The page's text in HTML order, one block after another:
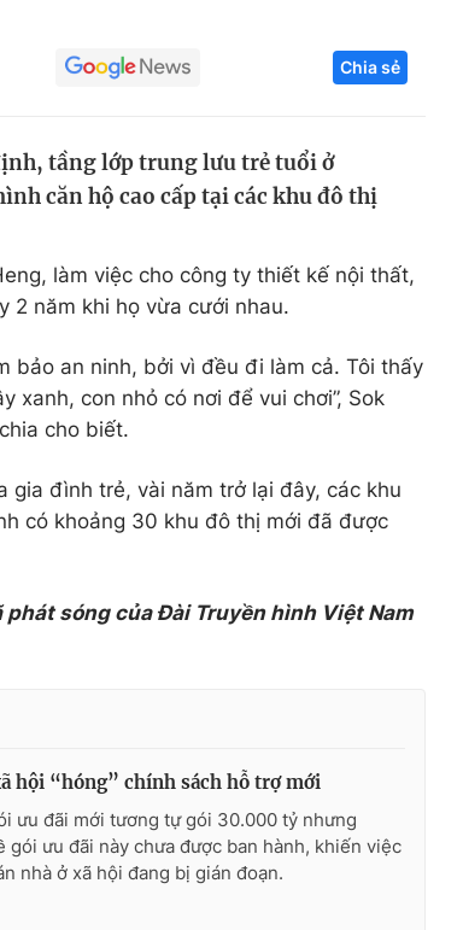
trực tuyến
Công nghệ
Sản phẩm
Tư vấn
Chia sẻ
tầng lớp trung lưu trẻ tuổi ở
căn hộ cao cấp tại các khu đô thị
làm việc cho công ty thiết kế nội thất,
2 năm khi họ vừa cưới nhau.
bảo an ninh, bởi vì đều đi làm cả. Tôi thấy
xanh, con nhỏ có nơi để vui chơi”, Sok
cho biết.
gia đình trẻ, vài năm trở lại đây, các khu
có khoảng 30 khu đô thị mới đã được
sóng của Đài Truyền hình Việt Nam
hội “hóng” chính sách hỗ trợ mới
ưu đãi mới tương tự gói 30.000 tỷ nhưng
gói ưu đãi này chưa được ban hành, khiến việc
nhà ở xã hội đang bị gián đoạn.